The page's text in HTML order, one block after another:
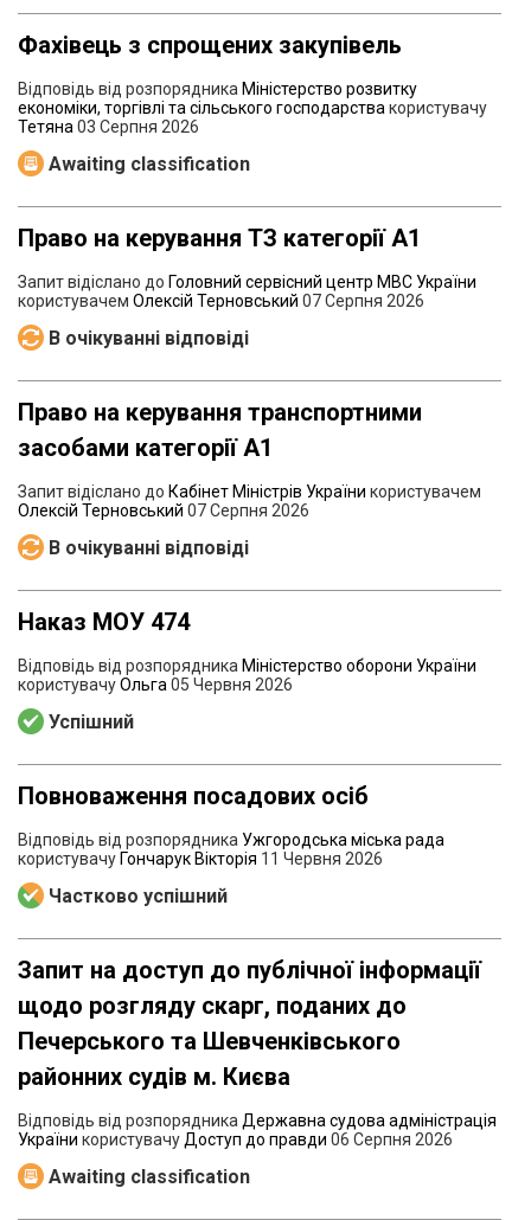
Фахівець з спрощених закупівель
Відповідь від розпорядника Міністерство розвитку
економіки, торгівлі та сільського господарства користувачу
Тетяна 03 Серпня 2026
Awaiting classification
Право на керування ТЗ категорії А1
Запит відіслано до Головний сервісний центр МВС України
користувачем Олексій Терновський 07 Серпня 2026
В очікуванні відповіді
Право на керування транспортними
засобами категорії А1
Запит відіслано до Кабінет Міністрів України користувачем
Олексій Терновський 07 Серпня 2026
В очікуванні відповіді
Наказ МОУ 474
Відповідь від розпорядника Міністерство оборони України
користувачуОльга 05 Червня 2026
Успішний
Повноваження посадових осіб
Відповідь від розпорядника Ужгородська міська рада
користувачу Гончарук Вікторія 11 Червня 2026
Частково успішний
Запит на доступ до публічної інформації
щодо розгляду скарг, поданих до
Печерського та Шевченківського
районних судів м. Києва
Відповідь від розпорядника Державна судова адміністрація
України користувачу Доступ до правди 06 Серпня 2026
Awaiting classification